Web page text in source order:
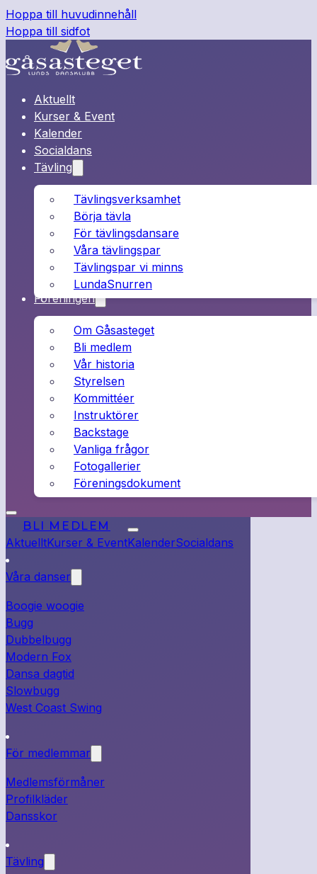
Hoppa till huvudinnehåll
Hoppa till sidfot
Aktuellt
Kurser & Event
Kalender
Socialdans
Tävling
Tävlingsverksamhet
Börja tävla
För tävlingsdansare
Våra tävlingspar
Tävlingspar vi minns
LundaSnurren
Föreningen
Om Gåsasteget
Bli medlem
Vår historia
Styrelsen
Kommittéer
Instruktörer
Backstage
Vanliga frågor
Fotogallerier
Föreningsdokument
BLI MEDLEM
AktuelltKurser & EventKalenderSocialdans
Våra danser
Boogie woogie
Bugg
Dubbelbugg
Modern Fox
Dansa dagtid
Slowbugg
West Coast Swing
För medlemmar
Medlemsförmåner
Profilkläder
Dansskor
Tävling